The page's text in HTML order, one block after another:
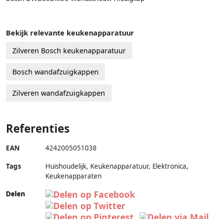
Bekijk relevante keukenapparatuur
Zilveren Bosch keukenapparatuur
Bosch wandafzuigkappen
Zilveren wandafzuigkappen
Referenties
EAN 4242005051038
Tags
Huishoudelijk, Keukenapparatuur, Elektronica,
Keukenapparaten
Delen